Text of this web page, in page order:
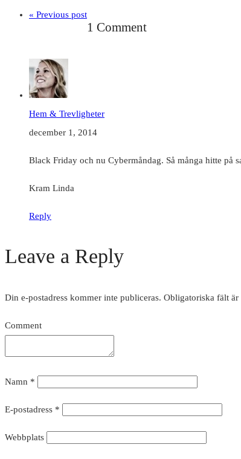
« Previous post
1 Comment
Hem & Trevligheter
december 1, 2014
Black Friday och nu Cybermåndag. Så många hitte på
Kram Linda
Reply
Leave a Reply
Din e-postadress kommer inte publiceras. Obligatoriska fält är
Comment
Namn *
E-postadress *
Webbplats